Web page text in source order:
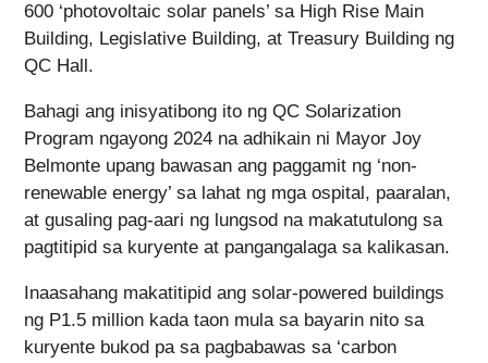
600 ‘photovoltaic solar panels’ sa High Rise Main
Building, Legislative Building, at Treasury Building ng
QC Hall.
Bahagi ang inisyatibong ito ng QC Solarization
Program ngayong 2024 na adhikain ni Mayor Joy
Belmonte upang bawasan ang paggamit ng ‘non-
renewable energy’ sa lahat ng mga ospital, paaralan,
at gusaling pag-aari ng lungsod na makatutulong sa
pagtitipid sa kuryente at pangangalaga sa kalikasan.
Inaasahang makatitipid ang solar-powered buildings
ng P1.5 million kada taon mula sa bayarin nito sa
kuryente bukod pa sa pagbabawas sa ‘carbon